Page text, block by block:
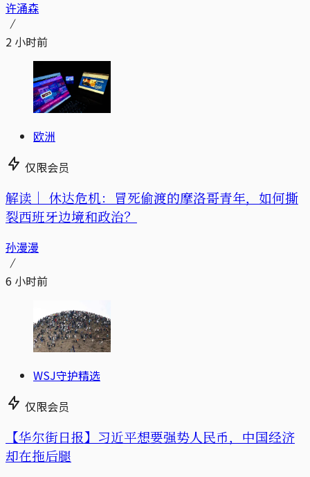
许涌森
2 小时前
欧洲
仅限会员
解读｜ 休达危机：冒死偷渡的摩洛哥青年，如何撕
裂西班牙边境和政治？
孙漫漫
6 小时前
WSJ守护精选
仅限会员
【华尔街日报】习近平想要强势人民币，中国经济
却在拖后腿